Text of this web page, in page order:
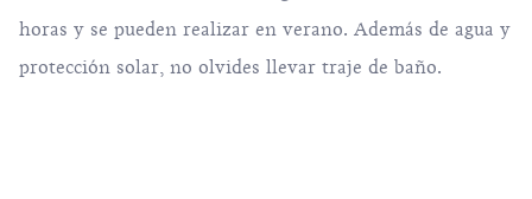
horas y se pueden realizar en verano. Además de agua y
protección solar, no olvides llevar traje de baño.